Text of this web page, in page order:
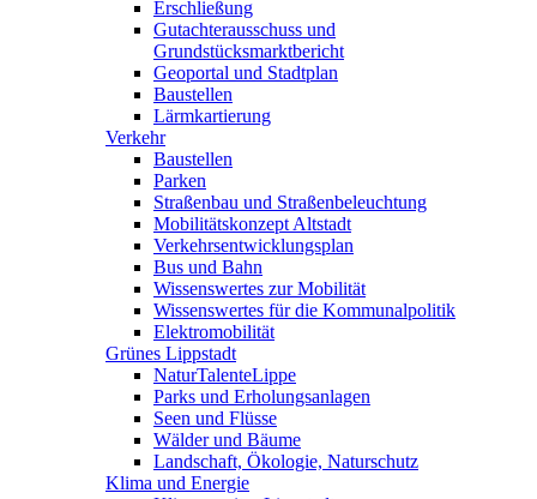
Erschließung
Gutachterausschuss und
Grundstücksmarktbericht
Geoportal und Stadtplan
Baustellen
Lärmkartierung
Verkehr
Baustellen
Parken
Straßenbau und Straßenbeleuchtung
Mobilitätskonzept Altstadt
Verkehrsentwicklungsplan
Bus und Bahn
Wissenswertes zur Mobilität
Wissenswertes für die Kommunalpolitik
Elektromobilität
Grünes Lippstadt
NaturTalenteLippe
Parks und Erholungsanlagen
Seen und Flüsse
Wälder und Bäume
Landschaft, Ökologie, Naturschutz
Klima und Energie